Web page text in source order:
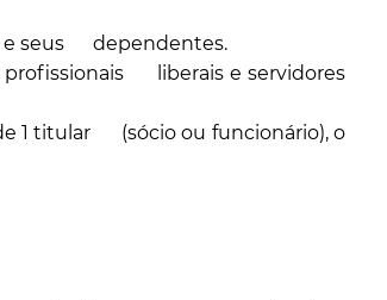
e seus dependentes.
profissionais liberais e servidores
1 titular (sócio ou funcionário), o